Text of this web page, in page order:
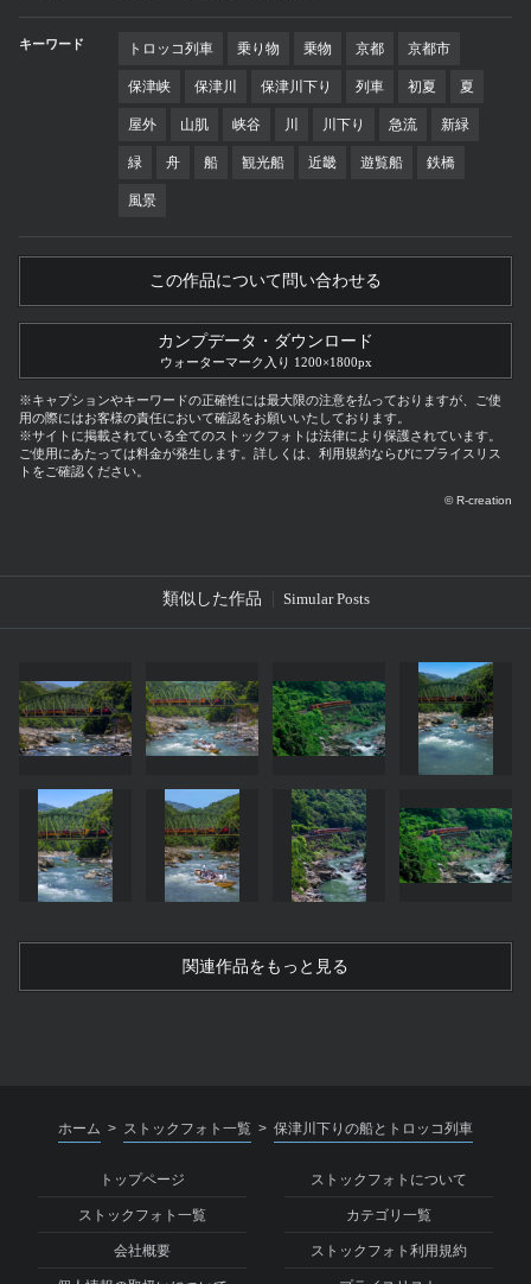
キーワード トロッコ列車 乗り物 乗物 京都 京都市
保津峡 保津川 保津川下り 列車 初夏 夏
屋外 山肌 峡谷 川 川下り 急流 新緑
緑 舟 船 観光船 近畿 遊覧船 鉄橋
風景
この作品について問い合わせる
カンプデータ・ダウンロード
ウォーターマーク入り 1200×1800px
※キャプションやキーワードの正確性には最大限の注意を払っておりますが、ご使
用の際にはお客様の責任において確認をお願いいたしております。
※サイトに掲載されている全てのストックフォトは法律により保護されています。
ご使用にあたっては料金が発生します。詳しくは、利用規約ならびにプライスリス
トをご確認ください。
© R-creation
類似した作品 Simular Posts
関連作品をもっと見る
ホーム > ストックフォト一覧 > 保津川下りの船とトロッコ列車
トップページ ストックフォトについて
ストックフォト一覧 カテゴリ一覧
会社概要 ストックフォト利用規約